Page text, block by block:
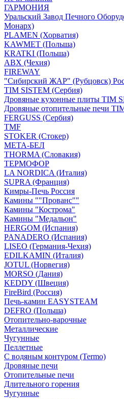
ГАРМОНИЯ
Уральский Завод Печного
Монарх)
PLAMEN (Хорватия)
KAWMET (Польша)
KRATKI (Польша)
ABX (Чехия)
FIREWAY
"Сибирский ЖАР" (Рубцовск)
TIM SISTEM (Сербия)
Дровяные кухонные плиты TIM
Дровяные отопительные печи
FERGUSS (Сербия)
TMF
STOKER (Стокер)
МЕТА-БЕЛ
THORMA (Словакия)
ТЕРМОФОР
LA NORDICA (Италия)
SUPRA (Франция)
Кимры-Печь Россия
Камины ""Прованс""
Камины "Кострома"
Камины "Медальон"
HERGOM (Испания)
PANADERO (Испания)
LISEO (Германия-Чехия)
EDILKAMIN (Италия)
JOTUL (Норвегия)
MORSO (Дания)
KEDDY (Швеция)
FireBird (Россия)
Печь-камин EASYSTEAM
DEFRO (Польша)
Отопительно-варочные
Металлические
Чугунные
Пеллетные
С водяным контуром (Termo)
Дровяные печи
Отопительные печи
Длительного горения
Чугунные